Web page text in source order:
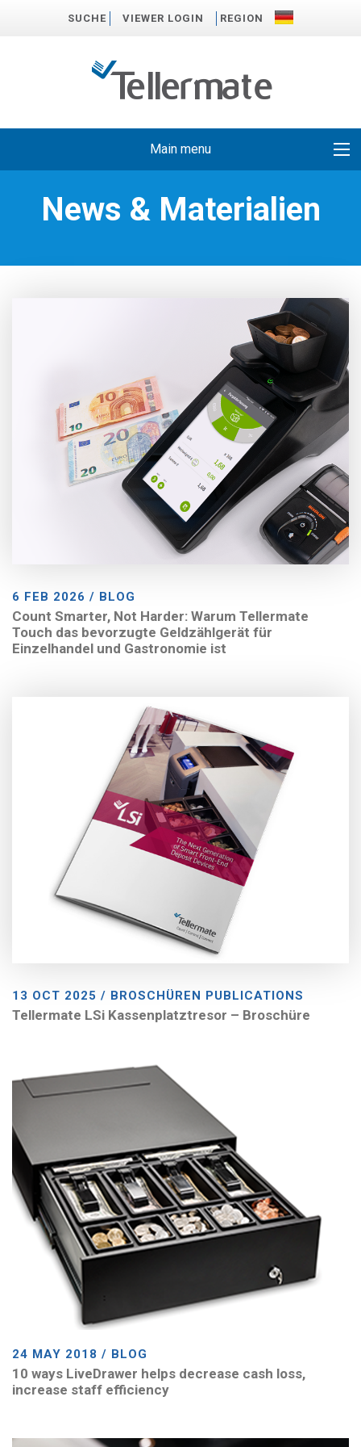
SUCHE VIEWER LOGIN REGION
Main menu
News & Materialien
6 FEB 2026 / BLOG
Count Smarter, Not Harder: Warum Tellermate
Touch das bevorzugte Geldzählgerät für
Einzelhandel und Gastronomie ist
13 OCT 2025 / BROSCHÜREN PUBLICATIONS
Tellermate LSi Kassenplatztresor – Broschüre
24 MAY 2018 / BLOG
10 ways LiveDrawer helps decrease cash loss,
increase staff efficiency